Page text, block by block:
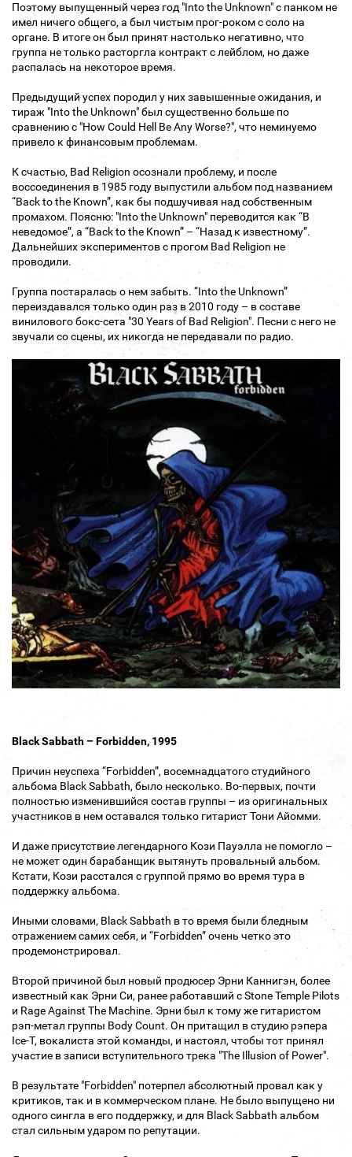
Поэтому выпущенный через год "Into the Unknown" с панком не
имел ничего общего, а был чистым прог-роком с соло на
органе. В итоге он был принят настолько негативно, что
группа не только расторгла контракт с лейблом, но даже
распалась на некоторое время.
Предыдущий успех породил у них завышенные ожидания, и
тираж "Into the Unknown" был существенно больше по
сравнению с "How Could Hell Be Any Worse?", что неминуемо
привело к финансовым проблемам.
К счастью, Bad Religion осознали проблему, и после
воссоединения в 1985 году выпустили альбом под названием
“Back to the Known”, как бы подшучивая над собственным
промахом. Поясню: "Into the Unknown" переводится как “В
неведомое”, а “Back to the Known” – “Назад к известному”.
Дальнейших экспериментов с прогом Bad Religion не
проводили.
Группа постаралась о нем забыть. “Into the Unknown”
переиздавался только один раз в 2010 году – в составе
винилового бокс-сета "30 Years of Bad Religion". Песни с него не
звучали со сцены, их никогда не передавали по радио.
Black Sabbath – Forbidden, 1995
Причин неуспеха “Forbidden”, восемнадцатого студийного
альбома Black Sabbath, было несколько. Во-первых, почти
полностью изменившийся состав группы – из оригинальных
участников в нем оставался только гитарист Тони Айомми.
И даже присутствие легендарного Кози Пауэлла не помогло –
не может один барабанщик вытянуть провальный альбом.
Кстати, Кози расстался с группой прямо во время тура в
поддержку альбома.
Иными словами, Black Sabbath в то время были бледным
отражением самих себя, и “Forbidden” очень четко это
продемонстрировал.
Второй причиной был новый продюсер Эрни Каннигэн, более
известный как Эрни Си, ранее работавший с Stone Temple Pilots
и Rage Against The Machine. Эрни был к тому же гитаристом
рэп-метал группы Body Count. Он притащил в студию рэпера
Ice-T, вокалиста этой команды, и настоял, чтобы тот принял
участие в записи вступительного трека "The Illusion of Power".
В результате "Forbidden" потерпел абсолютный провал как у
критиков, так и в коммерческом плане. Не было выпущено ни
одного сингла в его поддержку, и для Black Sabbath альбом
стал сильным ударом по репутации.